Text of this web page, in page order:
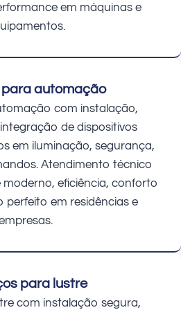
em máquinas e
para automação
com instalação,
de dispositivos
em iluminação, segurança,
Atendimento técnico
eficiência, conforto
perfeito em residências e
para lustre
com instalação segura,